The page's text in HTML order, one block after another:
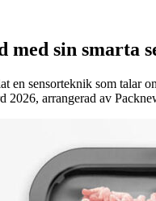
sin smarta
en sensorteknik som
arrangerad av